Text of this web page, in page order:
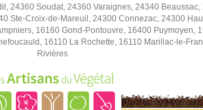
24360 Soudat, 24360 Varaignes, 24340
Ste-Croix-de-Mareuil, 24300 Connezac, 24300
16160 Gond-Pontouvre, 16400 Puymoyen,
16110 La Rochette, 16110 Marillac-le-
Rivières